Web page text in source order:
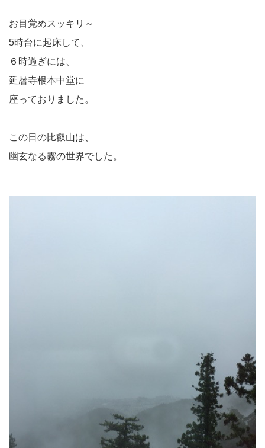
お目覚めスッキリ～
5時台に起床して、
６時過ぎには、
延暦寺根本中堂に
座っておりました。
この日の比叡山は、
幽玄なる霧の世界でした。